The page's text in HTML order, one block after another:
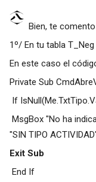
Bien, te
1º/ En tu tabla
En este caso el
Private Sub
If
MsgBox "No ha
"SIN TIPO
Exit Sub
End If